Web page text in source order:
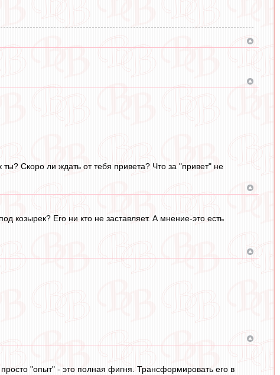
Скоро ли ждать от тебя привета? Что за "привет" не
козырек? Его ни кто не заставляет. А мнение-это есть
"опыт" - это полная фигня. Трансформировать его в